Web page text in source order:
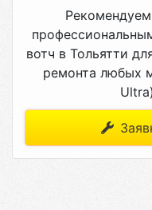
вотч в Тольятти
ремонта любых